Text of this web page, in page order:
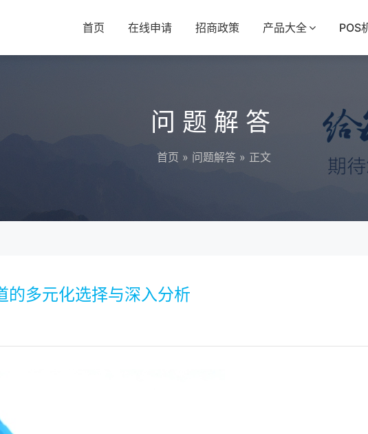
首页 在线申请 招商政策 产品大全 POS
问题解答
首页 » 问题解答 » 正文
的多元化选择与深入分析